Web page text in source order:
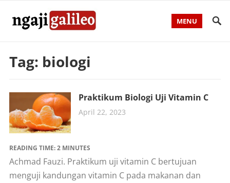
MENU
Tag: biologi
Praktikum Biologi Uji Vitamin C
April 22, 2023
READING TIME:2 MINUTES
Achmad Fauzi. Praktikum uji vitamin C bertujuan
menguji kandungan vitamin C pada makanan dan